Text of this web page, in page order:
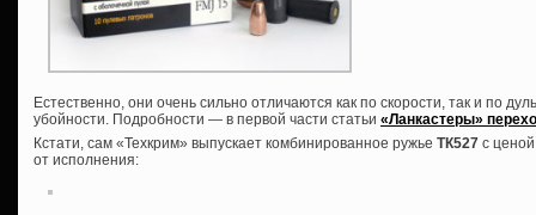
Естественно, они очень сильно отличаются как по скорости, так и по
убойности. Подробности — в первой части статьи «Ланкастеры»
Кстати, сам «Техкрим» выпускает комбинированное ружье ТК527 с
от исполнения: